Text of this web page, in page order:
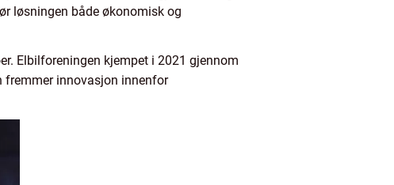
løsningen både økonomisk og
Elbilforeningen kjempet i 2021 gjennom
fremmer innovasjon innenfor